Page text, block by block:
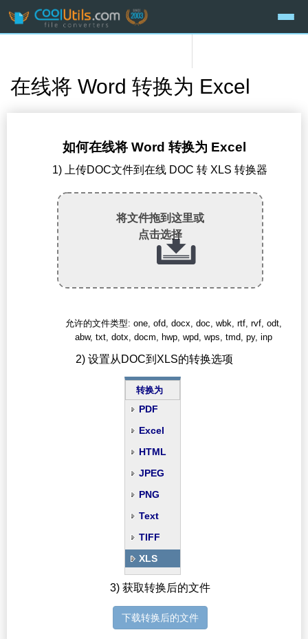
在线将 Word 转换为 Excel
如何在线将 Word 转换为 Excel
1) 上传DOC文件到在线 DOC 转 XLS 转换器
将文件拖到这里或
点击选择
允许的文件类型: one, ofd, docx, doc, wbk, rtf, rvf, odt,
abw, txt, dotx, docm, hwp, wpd, wps, tmd, py, inp
2) 设置从DOC到XLS的转换选项
转换为
PDF
Excel
HTML
JPEG
PNG
Text
TIFF
XLS
3) 获取转换后的文件
下载转换后的文件